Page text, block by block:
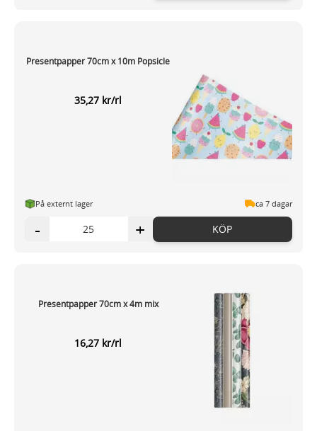
Presentpapper 70cm x 10m Popsicle
35,27 kr/rl
På externt lager ca 7 dagar
- + KÖP
Presentpapper 70cm x 4m mix
16,27 kr/rl